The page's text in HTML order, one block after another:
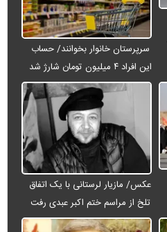
سرپرستان خانوار بخوانند/ حساب
این افراد ۴ میلیون تومان شارژ شد
عکس/ مازیار لرستانی با یک اتفاق
تلخ از مراسم ختم اکبر عبدی رفت